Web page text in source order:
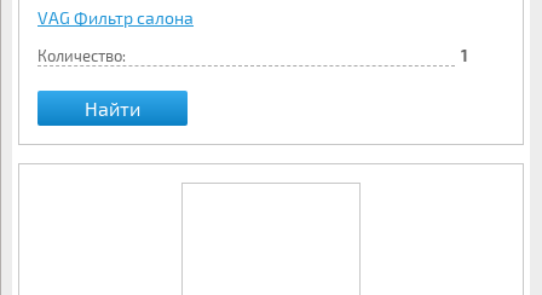
VAG Фильтр салона
Количество: 1
Найти